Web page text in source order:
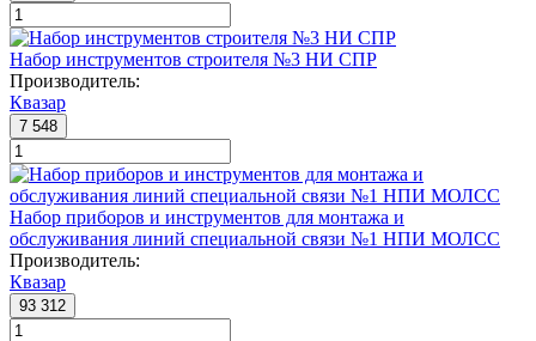
Набор инструментов строителя №3 НИ СПР
Производитель:
Квазар
7 548
Набор приборов и инструментов для монтажа и
обслуживания линий специальной связи №1 НПИ МОЛСС
Производитель:
Квазар
93 312